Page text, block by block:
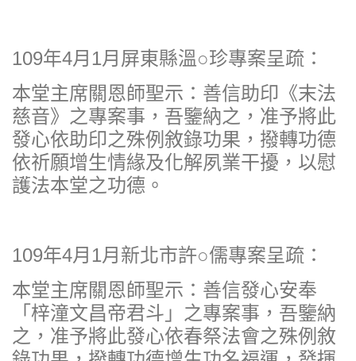
109年4月1月屏東縣溫○珍專案呈疏：
本堂主席關恩師聖示：善信助印《末法
慈音》之專案事，吾鑒納之，准予將此
發心依助印之殊例敘錄功果，撥轉功德
依祈願增生情緣及化解夙業干擾，以慰
護法本堂之功德。
109年4月1月新北市許○儒專案呈疏：
本堂主席關恩師聖示：善信發心安奉
「梓潼文昌帝君斗」之專案事，吾鑒納
之，准予將此發心依春祭法會之殊例敘